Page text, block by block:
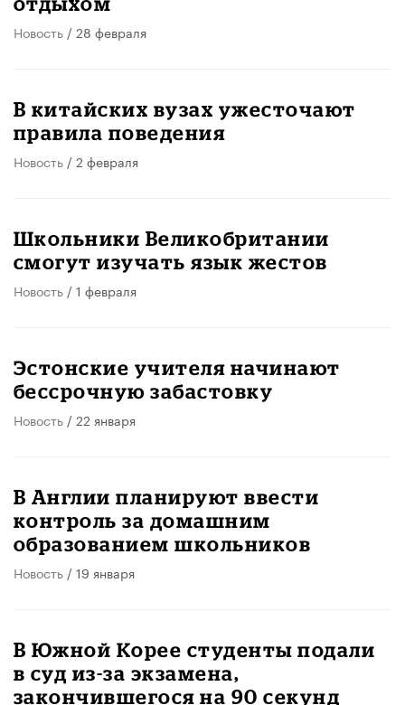
Новость / 28 февраля
В китайских вузах ужесточают
правила поведения
Новость / 2 февраля
Школьники Великобритании
смогут изучать язык жестов
Новость / 1 февраля
Эстонские учителя начинают
бессрочную забастовку
Новость / 22 января
В Англии планируют ввести
контроль за домашним
образованием школьников
Новость / 19 января
В Южной Корее студенты подали
в суд из-за экзамена,
закончившегося на 90 секунд